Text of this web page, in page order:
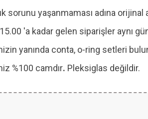
sorunu yaşanmaması adına
'a kadar gelen siparişler aynı
yanında conta, o-ring setleri
%100 camdır. Pleksiglas değildir.